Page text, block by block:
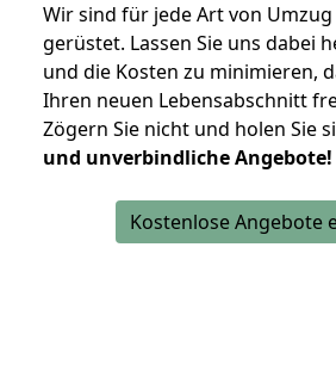
Wir sind für jede Art von
gerüstet. Lassen Sie uns dabei
und die Kosten zu minimieren,
Ihren neuen Lebensabschnitt
Zögern Sie nicht und holen Sie
und unverbindliche Angebote!
Kostenlose Angebote